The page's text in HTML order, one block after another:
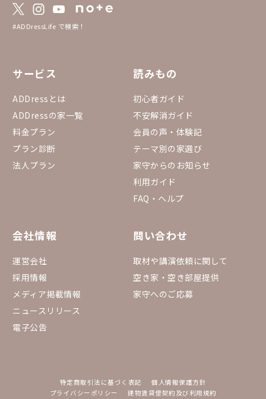
#ADDressLife で検索！
サービス
ADDressとは
ADDressの家一覧
料金プラン
プラン診断
法人プラン
読みもの
初心者ガイド
不安解消ガイド
会員の声・体験記
テーマ別の家選び
家守からのお知らせ
利用ガイド
FAQ・ヘルプ
会社情報
運営会社
採用情報
メディア掲載情報
ニュースリリース
電子公告
問い合わせ
取材や講演依頼に関して
空き家・空き部屋提供
家守へのご応募
特定商取引法に基づく表記
個人情報保護方針
プライバシーポリシー
建物賃貸借契約及び利用規約